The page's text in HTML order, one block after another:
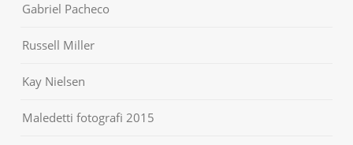
Gabriel Pacheco
Russell Miller
Kay Nielsen
Maledetti fotografi 2015